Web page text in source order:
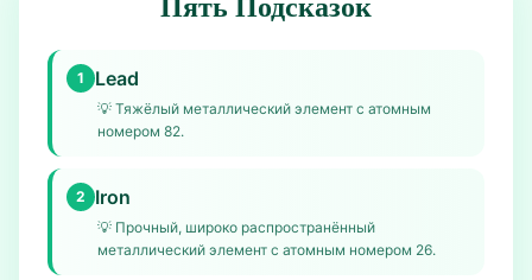
Пять Подсказок
1 Lead
💡 Тяжёлый металлический элемент с атомным
номером 82.
2 Iron
💡 Прочный, широко распространённый
металлический элемент с атомным номером 26.